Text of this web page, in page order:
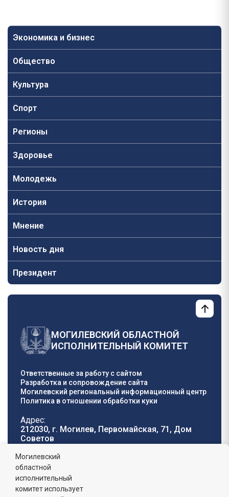
Экономика и бизнес
Общество
Культура
Спорт
Регионы
Здоровье
Молодежь
История
Мнение
Новость дня
Президент
МОГИЛЕВСКИЙ ОБЛАСТНОЙ
ИСПОЛНИТЕЛЬНЫЙ КОМИТЕТ
Ответственные за работу с сайтом
Разработка и сопровождение сайта
Могилевский региональный информационный центр
Политика в отношении обработки куки
Адрес:
212030, г. Могилев, Первомайская, 71, Дом
Cоветов
Телефон горячей
линии:
8 (0222) 71-32-55
График работы:
Могилевский
областной
исполнительный
комитет использует